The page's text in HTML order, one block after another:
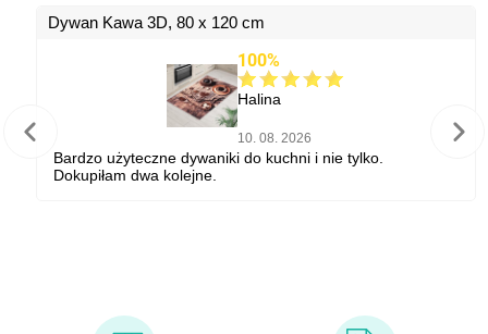
Dywan Kawa 3D, 80 x 120 cm
100%
Halina
10. 08. 2026
Bardzo użyteczne dywaniki do kuchni i nie tylko.
Dokupiłam dwa kolejne.